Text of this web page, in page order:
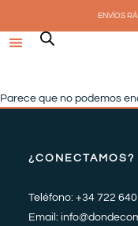
contenido
ENVÍOS
Parece que no podemos
¿CONECTAMOS?
Teléfono: +34 722
Email: